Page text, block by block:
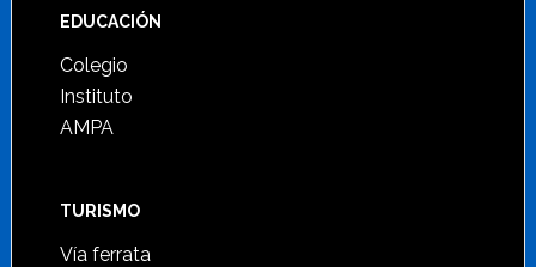
Footer
EDUCACIÓN
Colegio
Instituto
AMPA
TURISMO
Vía ferrata